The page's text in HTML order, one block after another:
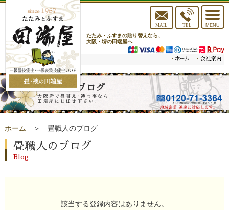
MAIL TEL
toggle
MENU
たたみ・ふすまの貼り替えなら、
大阪・堺の田端屋へ
畳職人のブログ
大阪府で畳替え･襖の事なら
田端屋にお任せ下さい。
ホーム ＞ 畳職人のブログ
畳職人のブログ
Blog
該当する登録内容はありません。